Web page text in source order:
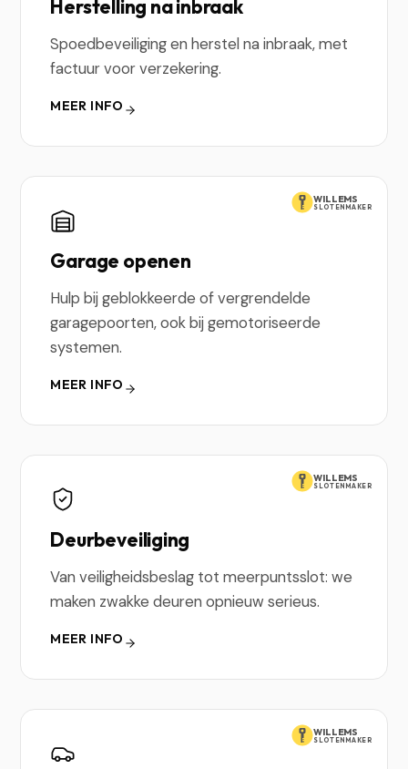
Herstelling na inbraak
Spoedbeveiliging en herstel na inbraak, met
factuur voor verzekering.
MEER INFO
WILLEMS
SLOTENMAKER
Garage openen
Hulp bij geblokkeerde of vergrendelde
garagepoorten, ook bij gemotoriseerde
systemen.
MEER INFO
WILLEMS
SLOTENMAKER
Deurbeveiliging
Van veiligheidsbeslag tot meerpuntsslot: we
maken zwakke deuren opnieuw serieus.
MEER INFO
WILLEMS
SLOTENMAKER